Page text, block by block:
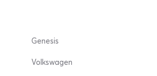
Genesis
Volkswagen